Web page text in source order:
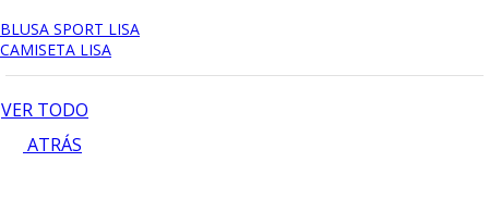
BLUSA SPORT LISA
CAMISETA LISA
VER TODO
ATRÁS